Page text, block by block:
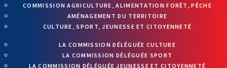
COMMISSION AGRICULTURE, ALIMENTATION FORÊT, PÊCHE
AMÉNAGEMENT DU TERRITOIRE
CULTURE, SPORT, JEUNESSE ET CITOYENNETÉ
LA COMMISSION DÉLÉGUÉE CULTURE
LA COMMISSION DÉLÉGUÉE SPORT
LA COMMISSION DÉLÉGUÉE JEUNESSE ET CITOYENNETÉ